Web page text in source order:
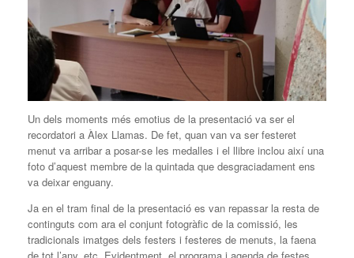
Un dels moments més emotius de la presentació va ser el
recordatori a Àlex Llamas. De fet, quan van va ser festeret
menut va arribar a posar-se les medalles i el llibre inclou així una
foto d’aquest membre de la quintada que desgraciadament ens
va deixar enguany.
Ja en el tram final de la presentació es van repassar la resta de
continguts com ara el conjunt fotogràfic de la comissió, les
tradicionals imatges dels festers i festeres de menuts, la faena